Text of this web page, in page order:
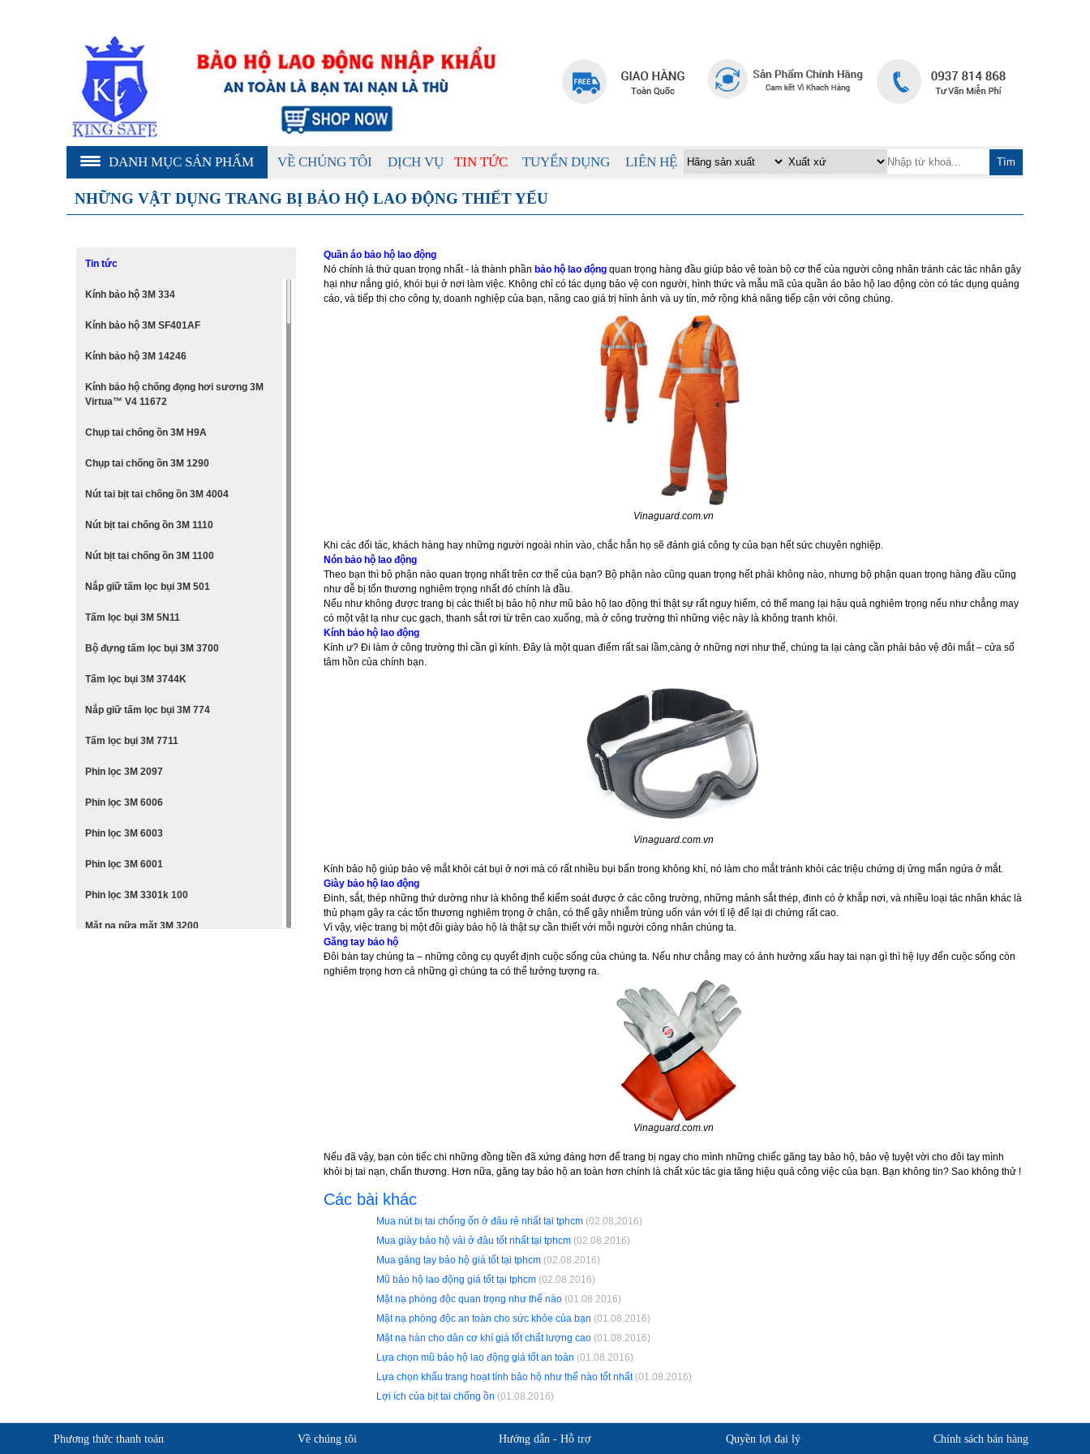
DANH MỤC SẢN PHẨM VỀ CHÚNG TÔI DỊCH VỤ TIN TỨC TUYỂN DỤNG LIÊN HỆ Tìm
NHỮNG VẬT DỤNG TRANG BỊ BẢO HỘ LAO ĐỘNG THIẾT YẾU
Tin tức
Kính bảo hộ 3M 334
Kính bảo hộ 3M SF401AF
Kính bảo hộ 3M 14246
Kính bảo hộ chống đọng hơi sương 3M
Virtua™ V4 11672
Chụp tai chống ồn 3M H9A
Chụp tai chống ồn 3M 1290
Nút tai bịt tai chống ồn 3M 4004
Nút bịt tai chống ồn 3M 1110
Nút bịt tai chống ồn 3M 1100
Nắp giữ tấm lọc bụi 3M 501
Tấm lọc bụi 3M 5N11
Bộ đựng tấm lọc bụi 3M 3700
Tấm lọc bụi 3M 3744K
Nắp giữ tấm lọc bụi 3M 774
Tấm lọc bụi 3M 7711
Phin lọc 3M 2097
Phin lọc 3M 6006
Phin lọc 3M 6003
Phin lọc 3M 6001
Phin lọc 3M 3301k 100
Mặt nạ nữa mặt 3M 3200
Khóa hãm an toàn tự rút tự thu dài 6 m
Quần áo bảo hộ lao động
Nó chính là thứ quan trọng nhất - là thành phần bảo hộ lao độngquan trọng hàng đầu giúp bảo vệ toàn bộ cơ thể của người công nhân tránh các tác nhân gây
hại như nắng gió, khói bụi ở nơi làm việc. Không chỉ có tác dụng bảo vệ con người, hình thức và mẫu mã của quần áo bảo hộ lao động còn có tác dụng quảng
cáo, và tiếp thị cho công ty, doanh nghiệp của bạn, nâng cao giá trị hình ảnh và uy tín, mở rộng khả năng tiếp cận với công chúng.
Vinaguard.com.vn
Khi các đối tác, khách hàng hay những người ngoài nhìn vào, chắc hẳn họ sẽ đánh giá công ty của bạn hết sức chuyên nghiệp.
Nón bảo hộ lao động
Theo bạn thì bộ phận nào quan trọng nhất trên cơ thể của bạn? Bộ phận nào cũng quan trọng hết phải không nào, nhưng bộ phận quan trọng hàng đầu cũng
như dễ bị tổn thương nghiêm trọng nhất đó chính là đầu.
Nếu như không được trang bị các thiết bị bảo hộ như mũ bảo hộ lao động thì thật sự rất nguy hiểm, có thể mang lại hậu quả nghiêm trọng nếu như chẳng may
có một vật lạ như cục gạch, thanh sắt rơi từ trên cao xuống, mà ở công trường thì những việc này là không tranh khỏi.
Kính bảo hộ lao động
Kính ư? Đi làm ở công trường thì cần gì kính. Đây là một quan điểm rất sai lầm,càng ở những nơi như thế, chúng ta lại càng cần phải bảo vệ đôi mắt – cửa sổ
tâm hồn của chính bạn.
Vinaguard.com.vn
Kính bảo hộ giúp bảo vệ mắt khỏi cát bụi ở nơi mà có rất nhiều bụi bẩn trong không khí, nó làm cho mắt tránh khỏi các triệu chứng dị ửng mẩn ngứa ở mắt.
Giày bảo hộ lao động
Đinh, sắt, thép những thứ dường như là không thể kiểm soát được ở các công trường, những mảnh sắt thép, đinh có ở khắp nơi, và nhiều loại tác nhân khác là
thủ phạm gây ra các tổn thương nghiêm trọng ở chân, có thể gây nhiễm trùng uốn ván với tỉ lệ để lại di chứng rất cao.
Vì vậy, việc trang bị một đôi giày bảo hộ là thật sự cần thiết với mỗi người công nhân chúng ta.
Găng tay bảo hộ
Đôi bàn tay chúng ta – những công cụ quyết định cuộc sống của chúng ta. Nếu như chẳng may có ảnh hưởng xấu hay tai nạn gì thì hệ lụy đến cuộc sống còn
nghiêm trọng hơn cả những gì chúng ta có thể tưởng tượng ra.
Vinaguard.com.vn
Nếu đã vậy, bạn còn tiếc chi những đồng tiền đã xứng đáng hơn để trang bị ngay cho mình những chiếc găng tay bảo hộ, bảo vệ tuyệt vời cho đôi tay mình
khỏi bị tai nạn, chấn thương. Hơn nữa, găng tay bảo hộ an toàn hơn chính là chất xúc tác gia tăng hiệu quả công việc của bạn. Bạn không tin? Sao không thử !
Các bài khác
Mua nút bị tai chống ổn ở đâu rẻ nhất tại tphcm(02.08.2016)
Mua giày bảo hộ vải ở đâu tốt nhất tại tphcm(02.08.2016)
Mua găng tay bảo hộ giá tốt tại tphcm(02.08.2016)
Mũ bảo hộ lao động giá tốt tại tphcm(02.08.2016)
Mặt nạ phòng độc quan trọng như thế nào(01.08.2016)
Mặt nạ phòng độc an toàn cho sức khỏe của bạn (01.08.2016)
Mặt nạ hàn cho dân cơ khí giá tốt chất lượng cao(01.08.2016)
Lựa chọn mũ bảo hộ lao động giá tốt an toàn (01.08.2016)
Lựa chọn khẩu trang hoạt tính bảo hộ như thế nào tốt nhất(01.08.2016)
Lợi ích của bịt tai chống ồn (01.08.2016)
Phương thức thanh toán Về chúng tôi Hướng dẫn - Hỗ trợ Quyền lợi đại lý Chính sách bán hàng